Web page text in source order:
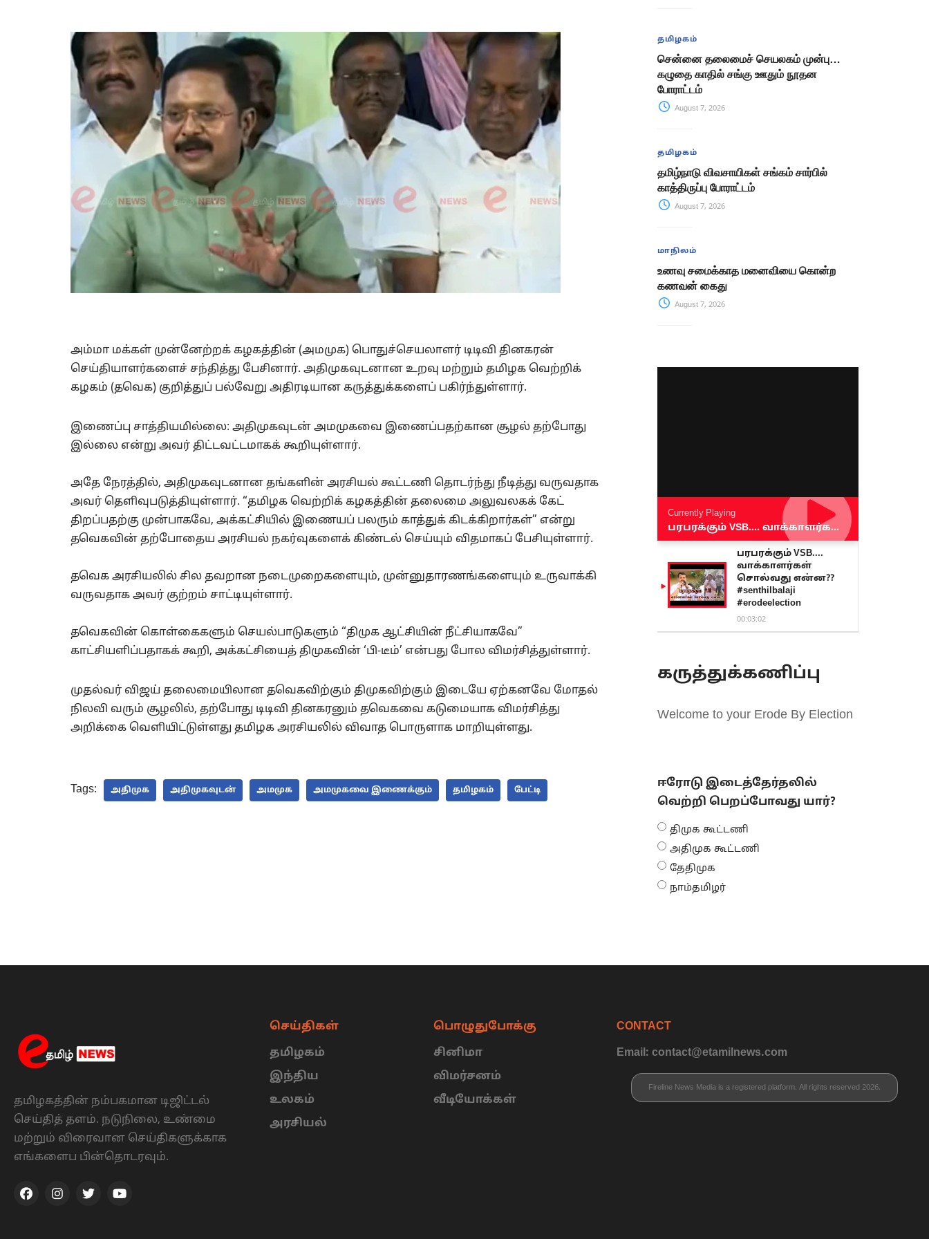
அம்மா மக்கள் முன்னேற்றக் கழகத்தின் (அமமுக) பொதுச்செயலாளர் டிடிவி தினகரன்
செய்தியாளர்களைச் சந்தித்து பேசினார். அதிமுகவுடனான உறவு மற்றும் தமிழக வெற்றிக்
கழகம் (தவெக) குறித்துப் பல்வேறு அதிரடியான கருத்துக்களைப் பகிர்ந்துள்ளார்.
இணைப்பு சாத்தியமில்லை: அதிமுகவுடன் அமமுகவை இணைப்பதற்கான சூழல் தற்போது
இல்லை என்று அவர் திட்டவட்டமாகக் கூறியுள்ளார்.
அதே நேரத்தில், அதிமுகவுடனான தங்களின் அரசியல் கூட்டணி தொடர்ந்து நீடித்து வருவதாக
அவர் தெளிவுபடுத்தியுள்ளார். “தமிழக வெற்றிக் கழகத்தின் தலைமை அலுவலகக் கேட்
திறப்பதற்கு முன்பாகவே, அக்கட்சியில் இணையப் பலரும் காத்துக் கிடக்கிறார்கள்” என்று
தவெகவின் தற்போதைய அரசியல் நகர்வுகளைக் கிண்டல் செய்யும் விதமாகப் பேசியுள்ளார்.
தவெக அரசியலில் சில தவறான நடைமுறைகளையும், முன்னுதாரணங்களையும் உருவாக்கி
வருவதாக அவர் குற்றம் சாட்டியுள்ளார்.
தவெகவின் கொள்கைகளும் செயல்பாடுகளும் “திமுக ஆட்சியின் நீட்சியாகவே”
காட்சியளிப்பதாகக் கூறி, அக்கட்சியைத் திமுகவின் ‘பி-டீம்’ என்பது போல விமர்சித்துள்ளார்.
முதல்வர் விஜய் தலைமையிலான தவெகவிற்கும் திமுகவிற்கும் இடையே ஏற்கனவே மோதல்
நிலவி வரும் சூழலில், தற்போது டிடிவி தினகரனும் தவெகவை கடுமையாக விமர்சித்து
அறிக்கை வெளியிட்டுள்ளது தமிழக அரசியலில் விவாத பொருளாக மாறியுள்ளது.
Tags: அதிமுக அதிமுகவுடன் அமமுக அமமுகவை இணைக்கும் தமிழகம் பேட்டி
தமிழகம்
சென்னை தலைமைச் செயலகம் முன்பு…
கழுதை காதில் சங்கு ஊதும் நூதன
போராட்டம்
August 7, 2026
தமிழகம்
தமிழ்நாடு விவசாயிகள் சங்கம் சார்பில்
காத்திருப்பு போராட்டம்
August 7, 2026
மாநிலம்
உணவு சமைக்காத மனைவியை கொன்ற
கணவன் கைது
August 7, 2026
Currently Playing
பரபரக்கும் VSB.... வாக்காளர்கள் சொல்வது என்ன?? #senthilbalaji #erodeelection
பரபரக்கும் VSB....
வாக்காளர்கள்
சொல்வது என்ன??
#senthilbalaji
#erodeelection
00:03:02
கருத்துக்கணிப்பு
Welcome to your Erode By Election
ஈரோடு இடைத்தேர்தலில்
வெற்றி பெறப்போவது யார்?
திமுக கூட்டணி
அதிமுக கூட்டணி
தேதிமுக
நாம்தமிழர்
தமிழகத்தின் நம்பகமான டிஜிட்டல்
செய்தித் தளம். நடுநிலை, உண்மை
மற்றும் விரைவான செய்திகளுக்காக
எங்களைப பின்தொடரவும்.
செய்திகள்
தமிழகம்
இந்திய
உலகம்
அரசியல்
பொழுதுபோக்கு
சினிமா
விமர்சனம்
வீடியோக்கள்
CONTACT
Email: contact@etamilnews.com
Fireline News Media is a registered platform. All rights reserved 2026.